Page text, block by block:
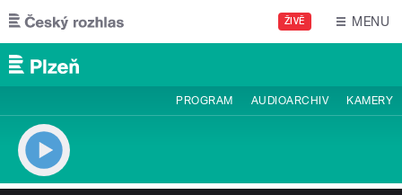
Přejít k hlavnímu obsahu
ŽIVĚ MENU
PROGRAM AUDIOARCHIV KAMERY